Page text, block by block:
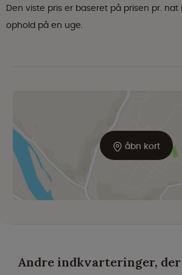
Den viste pris er baseret på prisen pr.
ophold på en uge.
åbn kort
Andre indkvarteringer,